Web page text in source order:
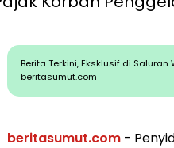
Berita Terkini, Eksklusif di Saluran
beritasumut.com
beritasumut.com-